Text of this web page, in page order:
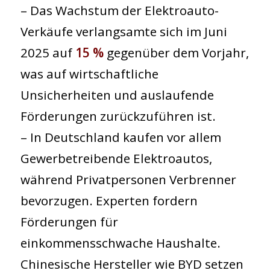
– Das Wachstum der Elektroauto-
Verkäufe verlangsamte sich im Juni
2025 auf 15 %gegenüber dem Vorjahr,
was auf wirtschaftliche
Unsicherheiten und auslaufende
Förderungen zurückzuführen ist.
– In Deutschland kaufen vor allem
Gewerbetreibende Elektroautos,
während Privatpersonen Verbrenner
bevorzugen. Experten fordern
Förderungen für
einkommensschwache Haushalte.
Chinesische Hersteller wie BYD setzen